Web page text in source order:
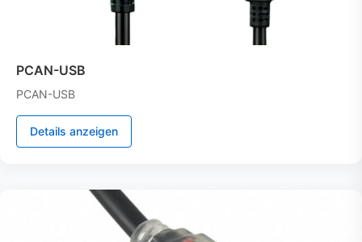
PCAN-USB
PCAN-USB
Details anzeigen